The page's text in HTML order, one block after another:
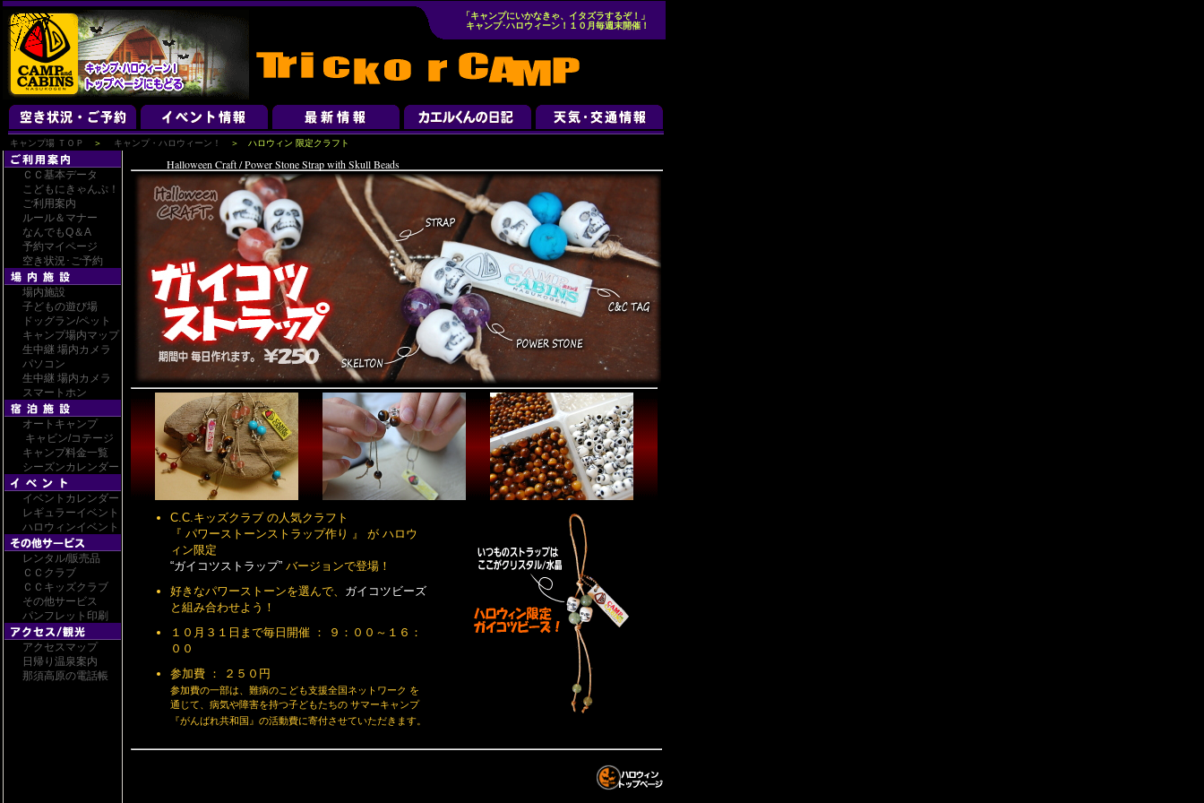
「キャンプにいかなきゃ、イタズラするぞ！」
キャンプ･ハロウィーン！１０月毎週末開催！
キャンプ場 ＴＯＰ ＞ キャンプ・ハロウィーン！ ＞ ハロウィン 限定クラフト
Halloween Craft / Power Stone Strap with Skull Beads
C.C.キッズクラブ の人気クラフト
『 パワーストーンストラップ作り 』 が ハロウ
ィン限定
“ガイコツストラップ” バージョンで登場！
好きなパワーストーンを選んで、 ガイコツビーズ
と組み合わせよう！
１０月３１日まで毎日開催 ： ９：００～１６：
００
参加費 ： ２５０円
参加費の一部は、難病のこども支援全国ネットワーク を
通じて、病気や障害を持つ子どもたちの サマーキャンプ
『がんばれ共和国』の活動費に寄付させていただきます。
ＣＣ基本データ
こどもにきゃんぷ！
ご利用案内
ルール＆マナー
なんでもQ＆A
予約マイページ
空き状況･ご予約
場内施設
子どもの遊び場
ドッグラン/ペット
キャンプ場内マップ
生中継 場内カメラ
パソコン
生中継 場内カメラ
スマートホン
オートキャンプ
キャビン/コテージ
キャンプ料金一覧
シーズンカレンダー
イベントカレンダー
レギュラーイベント
ハロウィンイベント
レンタル/販売品
ＣＣクラブ
ＣＣキッズクラブ
その他サービス
パンフレット印刷
アクセスマップ
日帰り温泉案内
那須高原の電話帳